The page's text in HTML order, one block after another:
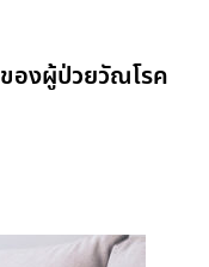
องผู้ป่วยวัณโรค